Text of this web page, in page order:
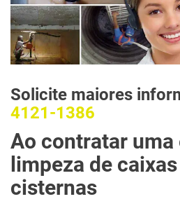
Solicite maiores
4121-1386
Ao contratar uma
limpeza de
cisternas